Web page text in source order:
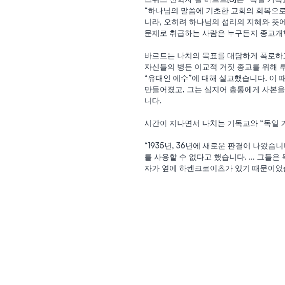
“하나님의 말씀에 기초한 교회의 회복으
니라, 오히려 하나님의 섭리의 지혜와 뜻
문제로 취급하는 사람은 누구든지 종교
바르트는 나치의 목표를 대담하게 폭로
자신들의 병든 이교적 거짓 종교를 위해
“유대인 예수”에 대해 설교했습니다. 이
만들어졌고, 그는 심지어 총통에게 사본
니다.
시간이 지나면서 나치는 기독교와 “독일
“1935년, 36년에 새로운 판결이 나왔습
를 사용할 수 없다고 했습니다. … 그들은
자가 옆에 하켄크로이츠가 있기 때문이었